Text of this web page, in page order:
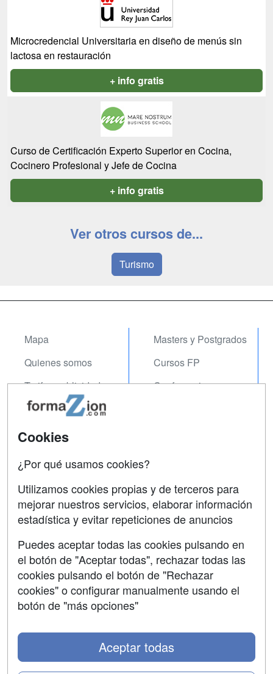
Microcredencial Universitaria en diseño de menús sin
lactosa en restauración
+ info gratis
Curso de Certificación Experto Superior en Cocina,
Cocinero Profesional y Jefe de Cocina
+ info gratis
Ver otros cursos de...
Turismo
Mapa
Quienes somos
Tarifas publicidad
Acceso Usuarios
Acceso Centros
Masters y Postgrados
Cursos FP
Conferencias
Contactar
Confidencialidad
Aviso legal
Copyleft
Cookies
¿Por qué usamos cookies?
Utilizamos cookies propias y de terceros para
mejorar nuestros servicios, elaborar información
estadística y evitar repeticiones de anuncios
Puedes aceptar todas las cookies pulsando en
el botón de "Aceptar todas", rechazar todas las
cookies pulsando el botón de "Rechazar
cookies" o configurar manualmente usando el
botón de "más opciones"
Aceptar todas